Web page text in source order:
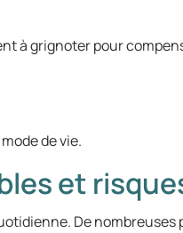
à grignoter pour
de vie.
et
De